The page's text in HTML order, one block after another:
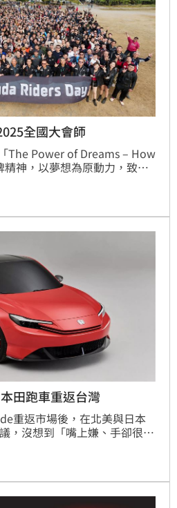
全國大會師
The Power of Dreams – How
神，以夢想為原動力，致力
主對於大型二輪商品與服務
憶的歡樂時刻。
田跑車重返台灣
重返市場後，在北美與日本
，沒想到「嘴上嫌、手卻很誠
迷情懷，也吸引新世代買家